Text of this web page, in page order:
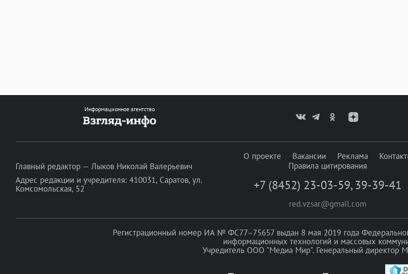
Информационное агентство
Главный редактор — Лыков Николай Валерьевич
Адрес редакции и учредителя: 410031, Саратов, ул.
Комсомольская, 52
О проекте Вакансии Реклама
Правила цитирования
+7 (8452) 23-03-59, 39-39-41
red.vzsar@gmail.com
Регистрационный номер ИА № ФС77–75657 выдан 8 мая 2019 года
информационных технологий и массовых
Учредитель ООО "Медиа Мир". Генеральный директор